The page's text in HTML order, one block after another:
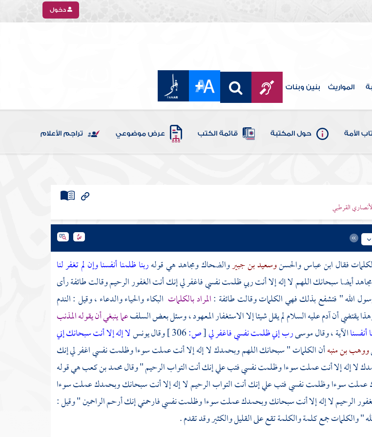
دخول
المواريث بنين وبنات
الأمة حول المكتبة قائمة الكتب عرض موضوعي تراجم الأعلام
القرطبي
فقالابن عباسوالحسنوسعيد بن جبيروالضحاكومجاهدهي قولهربنا ظلمنا أنفسنا وإن لم تغفر لنا
مجاهدأيضا سبحانك اللهم لا إله إلا أنت ربي ظلمت نفسي فاغفر لي إنك أنت الغفور الرحيم وقالت طائفة رأى
الله " فتشفع بذلك فهي الكلمات وقالت طائفة :المراد بالكلمات البكاء والحياء والدعاء ، وقيل : الندم
يقتضي أنآدمعليه السلام لم يقل شيئا إلا الاستغفار المعهود ، وسئل بعض السلفعما ينبغي أن يقوله المذنب
أنفسناالآية ، وقالموسىرب إني ظلمت نفسي فاغفر لي[ص: وقاليونسلا إله إلا أنت سبحانك إني
ووهب بن منبهأن الكلمات " سبحانك اللهم وبحمدك لا إله إلا أنت عملت سوءا وظلمت نفسي اغفر لي إنك
لا إله إلا أنت عملت سوءا وظلمت نفسي فتب علي إنك أنت التواب الرحيم " وقالمحمد بن كعبهي قوله
عملت سوءا وظلمت نفسي فتب علي إنك أنت التواب الرحيم لا إله إلا أنت سبحانك وبحمدك عملت سوءا
الرحيم لا إله إلا أنت سبحانك وبحمدك عملت سوءا وظلمت نفسي فارحمني إنك أرحم الراحمين " وقيل :
والكلمات جمع كلمة والكلمة تقع على القليل والكثير وقد تقدم .